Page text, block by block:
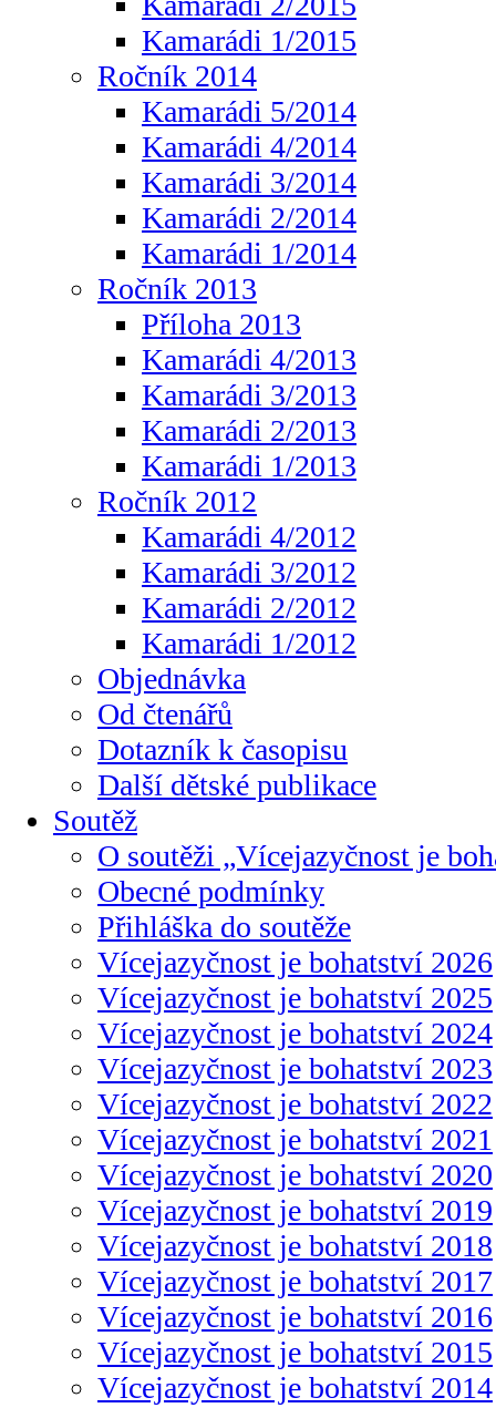
Kamarádi 1/2015
Ročník 2014
Kamarádi 5/2014
Kamarádi 4/2014
Kamarádi 3/2014
Kamarádi 2/2014
Kamarádi 1/2014
Ročník 2013
Příloha 2013
Kamarádi 4/2013
Kamarádi 3/2013
Kamarádi 2/2013
Kamarádi 1/2013
Ročník 2012
Kamarádi 4/2012
Kamarádi 3/2012
Kamarádi 2/2012
Kamarádi 1/2012
Objednávka
Od čtenářů
Dotazník k časopisu
Další dětské publikace
Soutěž
O soutěži „Vícejazyčnost je
Obecné podmínky
Přihláška do soutěže
Vícejazyčnost je bohatství 2026
Vícejazyčnost je bohatství 2025
Vícejazyčnost je bohatství 2024
Vícejazyčnost je bohatství 2023
Vícejazyčnost je bohatství 2022
Vícejazyčnost je bohatství 2021
Vícejazyčnost je bohatství 2020
Vícejazyčnost je bohatství 2019
Vícejazyčnost je bohatství 2018
Vícejazyčnost je bohatství 2017
Vícejazyčnost je bohatství 2016
Vícejazyčnost je bohatství 2015
Vícejazyčnost je bohatství 2014